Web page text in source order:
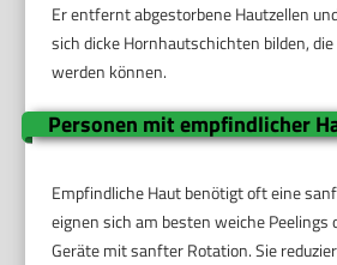
Er entfernt abgestorbene Hautzellen
sich dicke Hornhautschichten bilden,
werden können.
Personen mit empfindlicher
Empfindliche Haut benötigt oft eine
eignen sich am besten weiche Peelings
Geräte mit sanfter Rotation. Sie